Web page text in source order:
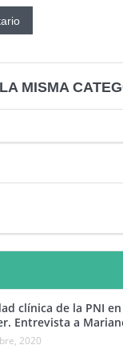
MISMA
clínica de la PNI
Entrevista a
2020